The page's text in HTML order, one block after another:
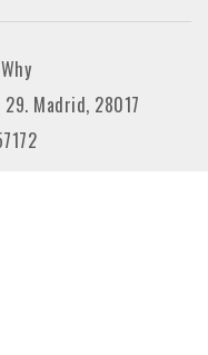
Madrid, 28017